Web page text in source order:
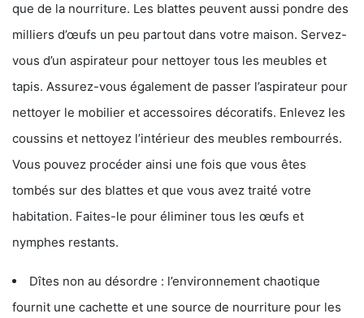
que de la nourriture. Les blattes peuvent aussi pondre des
milliers d’œufs un peu partout dans votre maison. Servez-
vous d’un aspirateur pour nettoyer tous les meubles et
tapis. Assurez-vous également de passer l’aspirateur pour
nettoyer le mobilier et accessoires décoratifs. Enlevez les
coussins et nettoyez l’intérieur des meubles rembourrés.
Vous pouvez procéder ainsi une fois que vous êtes
tombés sur des blattes et que vous avez traité votre
habitation. Faites-le pour éliminer tous les œufs et
nymphes restants.
Dîtes non au désordre : l’environnement chaotique
fournit une cachette et une source de nourriture pour les